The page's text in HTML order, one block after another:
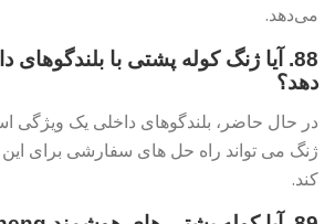
می‌دهد.
88. آیا ژنگ کوله پشتی با بلندگوهای
دهد؟
در حال حاضر، بلندگوهای داخلی یک ویژگی
ژنگ می تواند راه حل های سفارشی برای
کند.